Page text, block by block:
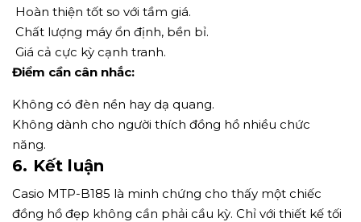
Hoàn thiện tốt so với tầm giá.
Chất lượng máy ổn định, bền bỉ.
Giá cả cực kỳ cạnh tranh.
Điểm cần cân nhắc:
Không có đèn nền hay dạ quang.
Không dành cho người thích đồng hồ nhiều chức
năng.
6. Kết luận
Casio MTP-B185 là minh chứng cho thấy một chiếc
đồng hồ đẹp không cần phải cầu kỳ. Chỉ với thiết kế tối